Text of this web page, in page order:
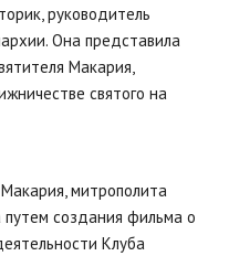
руководитель
Она представила
Макария,
святого на
митрополита
путем создания фильма о
Клуба